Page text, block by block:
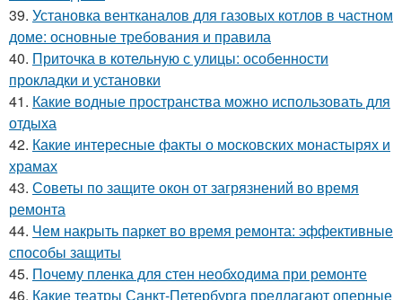
39. Установка вентканалов для газовых котлов в частном
доме: основные требования и правила
40. Приточка в котельную с улицы: особенности
прокладки и установки
41. Какие водные пространства можно использовать для
отдыха
42. Какие интересные факты о московских монастырях и
храмах
43. Советы по защите окон от загрязнений во время
ремонта
44. Чем накрыть паркет во время ремонта: эффективные
способы защиты
45. Почему пленка для стен необходима при ремонте
46. Какие театры Санкт-Петербурга предлагают оперные